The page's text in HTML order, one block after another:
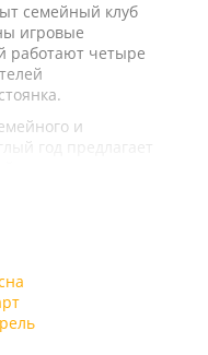
семейный клуб
игровые
работают четыре
и
год предлагает